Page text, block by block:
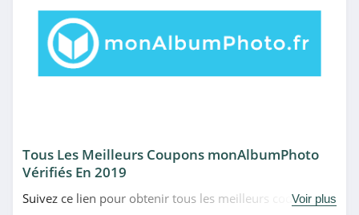
Tous Les Meilleurs Coupons monAlbumPhoto
Vérifiés En 2019
Suivez ce lien pour obtenir tous les meilleurs codesVoir plus